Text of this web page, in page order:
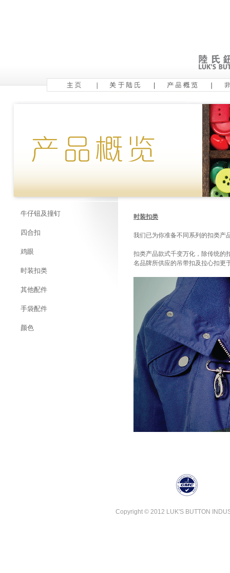
牛仔钮及撞钉
四合扣
鸡眼
时装扣类
其他配件
手袋配件
颜色
时装扣类
我们已为你准备不同系列的扣类产
扣类产品款式千变万化，除传统的
名品牌所供应的吊带扣及拉心扣更
Copyright © 2012 LUK'S BUTTON